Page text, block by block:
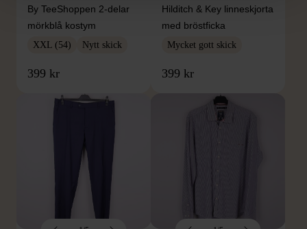
By TeeShoppen 2-delar
mörkblå kostym
XXL (54) Nytt skick
399 kr
Hilditch & Key linneskjorta
med bröstficka
Mycket gott skick
399 kr